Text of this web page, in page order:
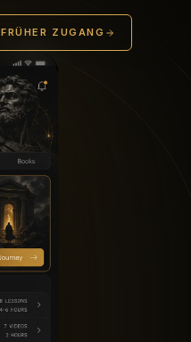
FRÜHER ZUGANG